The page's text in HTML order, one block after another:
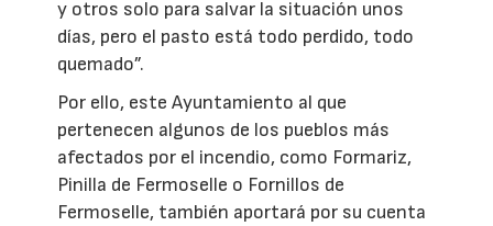
y otros solo para salvar la situación unos
días, pero el pasto está todo perdido, todo
quemado”.
Por ello, este Ayuntamiento al que
pertenecen algunos de los pueblos más
afectados por el incendio, como Formariz,
Pinilla de Fermoselle o Fornillos de
Fermoselle, también aportará por su cuenta